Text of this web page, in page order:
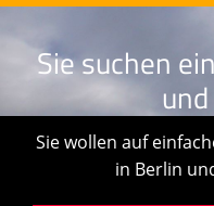
Letzte Anwaltsgebote
Alle Anwaltsgebote
So geht’s
Sie suchen
Sie wollen auf
in Berlin